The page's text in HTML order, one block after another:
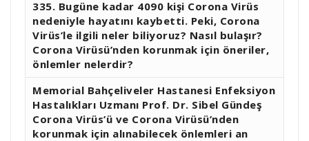
335. Bugüne kadar 4090 kişi Corona Virüs
nedeniyle hayatını kaybetti. Peki, Corona
Virüs’le ilgili neler biliyoruz? Nasıl bulaşır?
Corona Virüsü’nden korunmak için öneriler,
önlemler nelerdir?
Memorial Bahçeliveler Hastanesi Enfeksiyon
Hastalıkları Uzmanı Prof. Dr. Sibel Gündeş
Corona Virüs’ü ve Corona Virüsü’nden
korunmak için alınabilecek önlemleri an